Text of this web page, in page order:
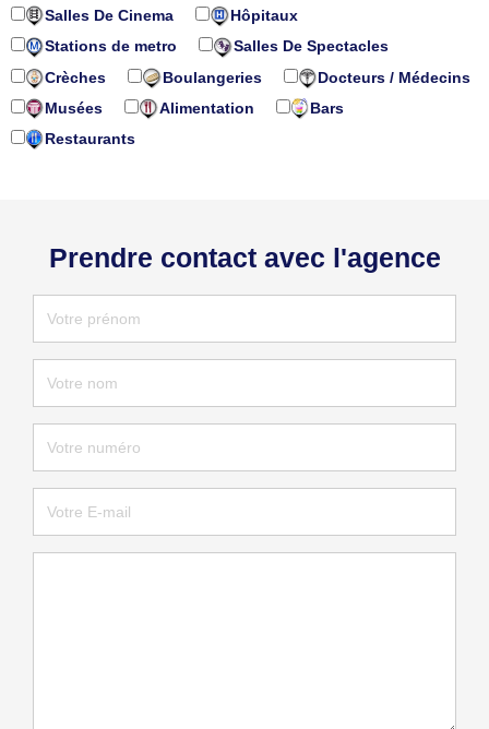
Salles De Cinema
Hôpitaux
Stations de metro
Salles De Spectacles
Crèches
Boulangeries
Docteurs / Médecins
Musées
Alimentation
Bars
Restaurants
Prendre contact avec l'agence